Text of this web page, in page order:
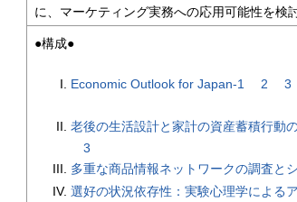
に、マーケティング実務への応用可能性を検
●構成●
Economic Outlook for Japan-1 2 3
老後の生活設計と家計の資産蓄積行動
3
多重な商品情報ネットワークの調査と
選好の状況依存性：実験心理学による